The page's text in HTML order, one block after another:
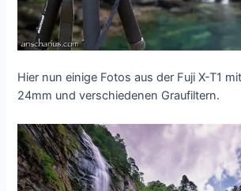
Hier nun einige Fotos aus der Fuji X-T1
24mm und verschiedenen Graufiltern.